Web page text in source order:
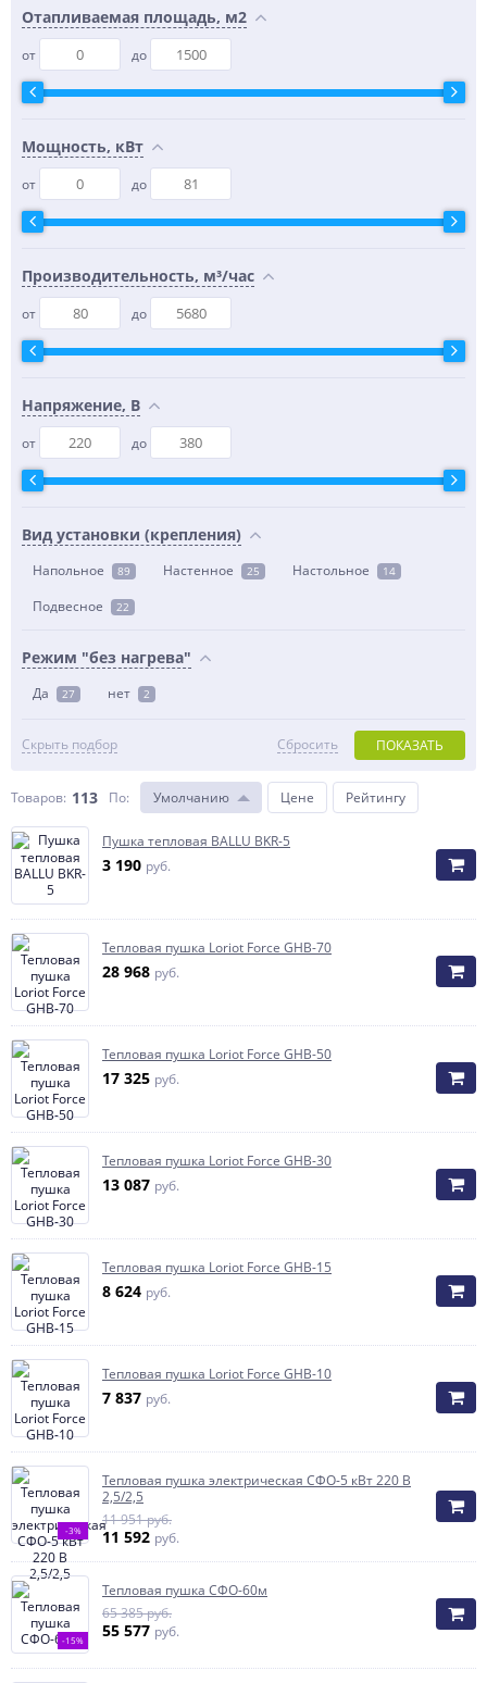
Отапливаемая площадь, м2
от до
Мощность, кВт
от до
Производительность, м³/час
от до
Напряжение, В
от до
Вид установки (крепления)
Напольное 89 Настенное 25 Настольное 14
Подвесное 22
Режим "без нагрева"
Да 27 нет 2
Скрыть подбор ПОКАЗАТЬ
Сбросить
Товаров: 113 По: Умолчанию Цене Рейтингу
Пушка тепловая BALLU BKR-5
3 190 руб.
Тепловая пушка Loriot Force GHB-70
28 968 руб.
Тепловая пушка Loriot Force GHB-50
17 325 руб.
Тепловая пушка Loriot Force GHB-30
13 087 руб.
Тепловая пушка Loriot Force GHB-15
8 624 руб.
Тепловая пушка Loriot Force GHB-10
7 837 руб.
-3%
Тепловая пушка электрическая СФО-5 кВт 220 В
2,5/2,5
11 951 руб.
11 592 руб.
-15%
Тепловая пушка СФО-60м
65 385 руб.
55 577 руб.